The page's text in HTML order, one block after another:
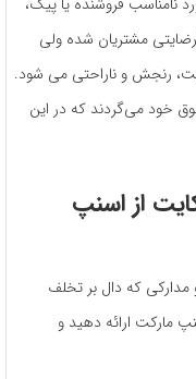
مشتریان شده ولی
رنجش و ناراحتی می شود.
خود می‌گردند که در این
از اسنپ
که دال بر تخلف
مارکت ارائه دهید و